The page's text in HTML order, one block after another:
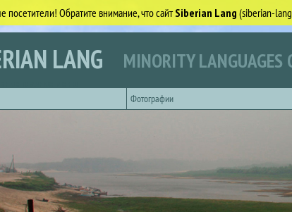
посетители! Обратите внимание, что сайтSiberian Lang (siberian-
LANG MINORITY LANGUAGES
Фотографии